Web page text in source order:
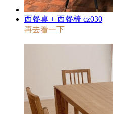
西餐桌 + 西餐椅 cz030
再去看一下